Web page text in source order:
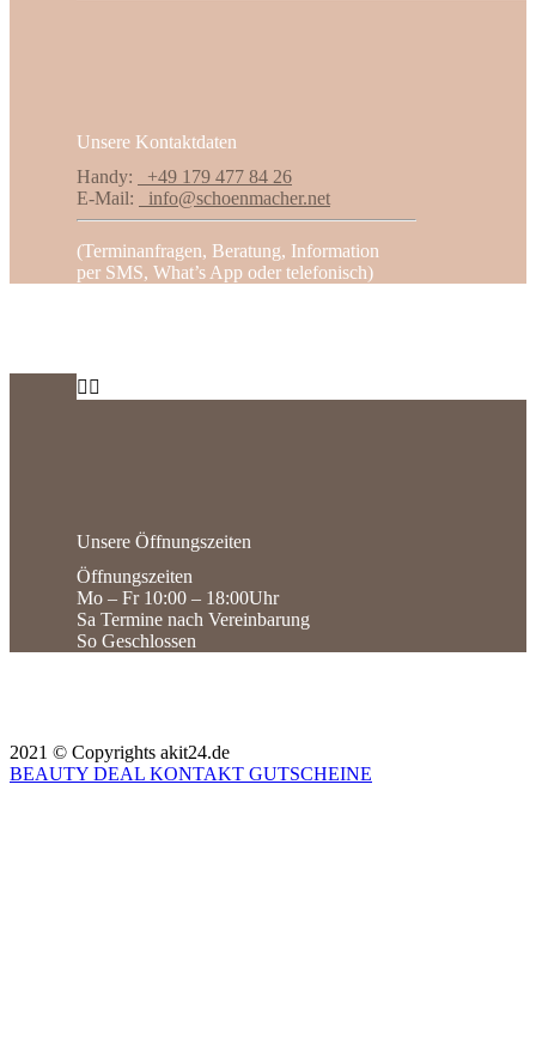
Unsere Kontaktdaten
Handy:
+49 179 477 84 26
E-Mail:
info@schoenmacher.net
(Terminanfragen, Beratung, Information
per SMS, What’s App oder telefonisch)
 
Unsere Öffnungszeiten
Öffnungszeiten
Mo – Fr 10:00 – 18:00Uhr
Sa Termine nach Vereinbarung
So Geschlossen
2021 © Copyrights akit24.de
BEAUTY DEAL KONTAKT GUTSCHEINE